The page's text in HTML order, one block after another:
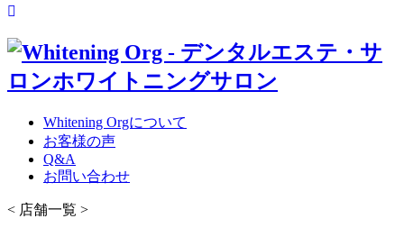
Whitening Orgについて
お客様の声
Q&A
お問い合わせ
< 店舗一覧 >